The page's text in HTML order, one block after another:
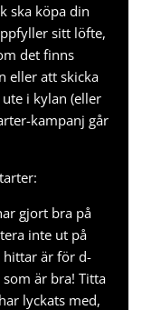
ska köpa din
sitt löfte,
det finns
eller att skicka
i kylan (eller
kampanj går
gjort bra på
inte ut på
hittar är för d-
är bra! Titta
lyckats med,